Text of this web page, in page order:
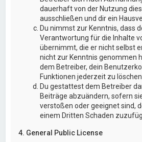
dauerhaft von der Nutzung
ausschließen und dir ein
Du nimmst zur Kenntnis, dass
Verantwortung für die Inhalte
übernimmt, die er nicht selbst
nicht zur Kenntnis genommen
dem Betreiber, dein
Funktionen jederzeit zu
Du gestattest dem Betreiber
Beiträge abzuändern, sofern
verstoßen oder geeignet sind,
einem Dritten Schaden
4. General Public License